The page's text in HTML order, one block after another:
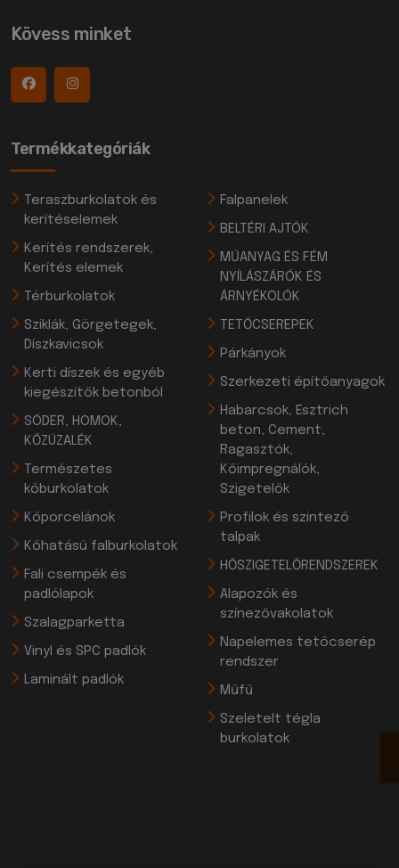
Kövess minket
Termékkategóriák
Teraszburkolatok és
kerítéselemek
Kerítés rendszerek,
Kerítés elemek
Térburkolatok
Sziklák, Görgetegek,
Díszkavicsok
Kerti díszek és egyéb
kiegészítők betonból
SÓDER, HOMOK,
KŐZÚZALÉK
Természetes
kőburkolatok
Kőporcelánok
Kőhatású falburkolatok
Fali csempék és
padlólapok
Szalagparketta
Vinyl és SPC padlók
Laminált padlók
Falpanelek
BELTÉRI AJTÓK
MŰANYAG ÉS FÉM
NYÍLÁSZÁRÓK ÉS
ÁRNYÉKOLÓK
TETŐCSEREPEK
Párkányok
Szerkezeti építőanyagok
Habarcsok, Esztrich
beton, Cement,
Ragasztók,
Kőimpregnálók,
Szigetelők
Profilok és szintező
talpak
HŐSZIGETELŐRENDSZEREK
Alapozók és
színezővakolatok
Napelemes tetőcserép
rendszer
Műfű
Szeletelt tégla
burkolatok